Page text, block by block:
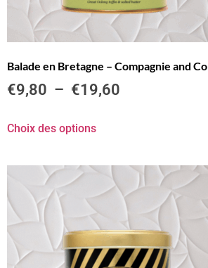
Balade en Bretagne – Compagnie and Co
€9,80 – €19,60
Choix des options